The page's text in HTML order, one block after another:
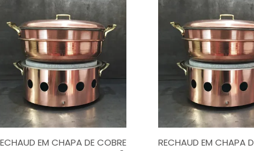
EM CHAPA DE COBRE
RECHAUD EM CHAPA